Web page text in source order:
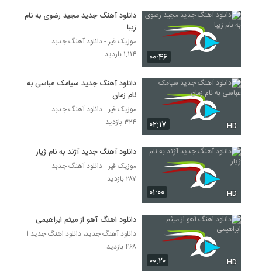
موزیک زیبای کجایی دادا (به همراه خلوت) از
5707
دانلود آهنگ شل تکون (به همراه تیک تاک) از
سپهر خلسه
5708
۲۶۰ بازدید
اکتاو آهنگ 2 سال (به همراه سیجل)
5710 ترکی
دانلود آهنگ جدید و زیبای شایع با نام یه بار
(به همراه یاسین ترکی)
۳۸۲ بازدید
۰۰:۴۶
دانلود آهنگ جدید مجید رضوی به نام
زیبا
موزیک قیر - دانلود آهنگ جدبد
۱,۱۱۴ بازدید
۰۲:۱۷ HD
دانلود آهنگ جدید سیامک عباسی به
نام زمان
موزیک قیر - دانلود آهنگ جدبد
۳۲۴ بازدید
۰۱:۰۰ HD
دانلود آهنگ جدید آژند به نام ژیار
موزیک قیر - دانلود آهنگ جدبد
۲۸۷ بازدید
۰۰:۲۰ HD
دانلود اهنگ آهو از میثم ابراهیمی
دانلود آهنگ جدید، دانلود اهنگ جدید ایرانی
۴۶۸ بازدید